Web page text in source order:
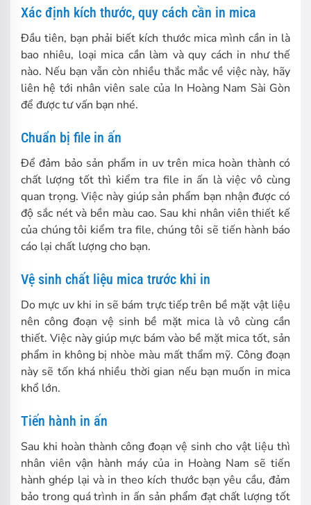
Xác định kích thước, quy cách cần in mica
Đầu tiên, bạn phải biết kích thước mica mình cần in là
bao nhiêu, loại mica cần làm và quy cách in như thế
nào. Nếu bạn vẫn còn nhiều thắc mắc về việc này, hãy
liên hệ tới nhân viên sale của In Hoàng Nam Sài Gòn
để được tư vấn bạn nhé.
Chuẩn bị file in ấn
Để đảm bảo sản phẩm in uv trên mica hoàn thành có
chất lượng tốt thì kiểm tra file in ấn là việc vô cùng
quan trọng. Việc này giúp sản phẩm bạn nhận được có
độ sắc nét và bền màu cao. Sau khi nhân viên thiết kế
của chúng tôi kiểm tra file, chúng tôi sẽ tiến hành báo
cáo lại chất lượng cho bạn.
Vệ sinh chất liệu mica trước khi in
Do mực uv khi in sẽ bám trực tiếp trên bề mặt vật liệu
nên công đoạn vệ sinh bề mặt mica là vô cùng cần
thiết. Việc này giúp mực bám vào bề mặt mica tốt, sản
phẩm in không bị nhòe màu mất thẩm mỹ. Công đoạn
này sẽ tốn khá nhiều thời gian nếu bạn muốn in mica
khổ lớn.
Tiến hành in ấn
Sau khi hoàn thành công đoạn vệ sinh cho vật liệu thì
nhân viên vận hành máy của in Hoàng Nam sẽ tiến
hành ghép lại và in theo kích thước bạn yêu cầu, đảm
bảo trong quá trình in ấn sản phẩm đạt chất lượng tốt